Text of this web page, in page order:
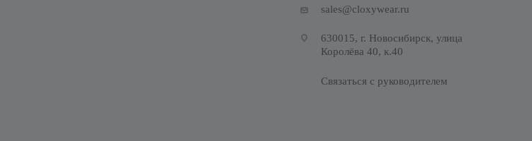
sales@cloxywear.ru
630015, г. Новосибирск, улица
Королёва 40, к.40
Связаться с руководителем